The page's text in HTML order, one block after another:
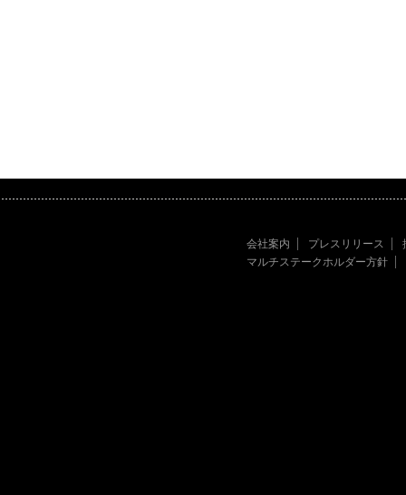
会社案内 プレスリリース
マルチステークホルダー方針